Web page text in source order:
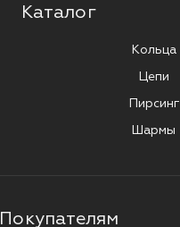
Каталог
Кольца
Цепи
Пирсинг
Шармы
Покупателям